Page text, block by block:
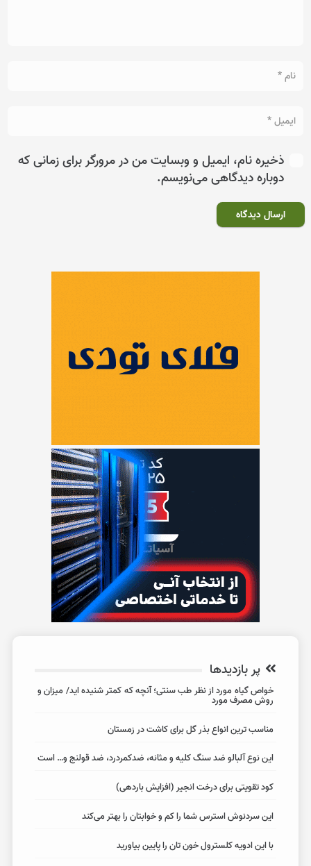
ذخیره نام، ایمیل و وبسایت من در مرورگر برای زمانی که
دوباره دیدگاهی می‌نویسم.
ارسال دیدگاه
پر بازدیدها
خواص گیاه مورد از نظر طب سنتی؛ آنچه که کمتر شنیده اید/ میزان و
روش مصرف مورد
مناسب ترین انواع بذر گل برای کاشت در زمستان
این نوع آلبالو ضد سنگ کلیه و مثانه، ضدکمردرد، ضد قولنج و… است
کود تقویتی برای درخت انجیر (افزایش باردهی)
این سردنوش استرس شما را کم و خوابتان را بهتر می‌کند
با این ادویه کلسترول خون تان را پایین بیاورید